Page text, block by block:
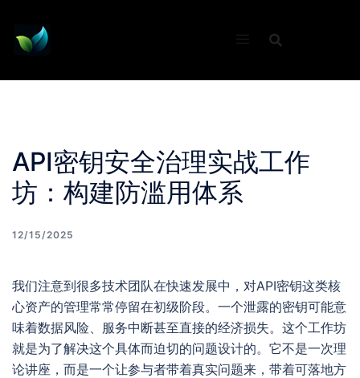
content
API密钥安全治理实战工作
坊：构建防滥用体系
12/15/2025
我们注意到很多技术团队在快速发展中，对API密钥这类核
心资产的管理常常停留在初级阶段。一个泄露的密钥可能意
味着数据风险、服务中断甚至直接的经济损失。这个工作坊
就是为了解决这个具体而迫切的问题设计的。它不是一次理
论讲座，而是一个让参与者带着真实问题来，带着可落地方